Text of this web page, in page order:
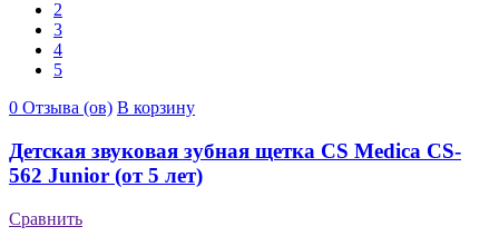
2
3
4
5
0 Отзыва (ов) В корзину
Детская звуковая зубная щетка CS Medica CS-
562 Junior (от 5 лет)
Сравнить